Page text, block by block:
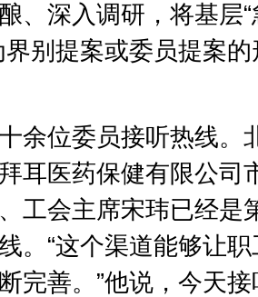
、深入调研，将基层
界别提案或委员提案
位委员接听热线。
耳医药保健有限公司
工会主席宋玮已经是
。“这个渠道能够让
完善。”他说，今天